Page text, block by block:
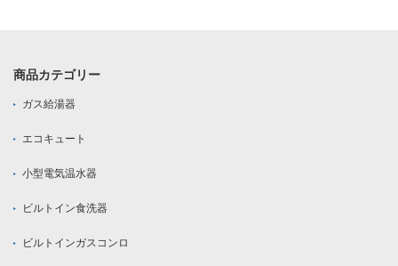
商品カテゴリー
ガス給湯器
エコキュート
小型電気温水器
ビルトイン食洗器
ビルトインガスコンロ